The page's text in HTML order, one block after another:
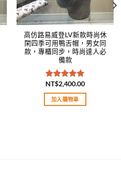
高仿路易威登LV新款時尚休
閑四季可用鴨舌帽，男女同
款，專櫃同步，時尚達人必
備款
評分5.00
滿分 5
NT$2,400.00
加入購物車